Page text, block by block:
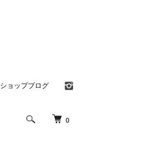
0
ショップブログ